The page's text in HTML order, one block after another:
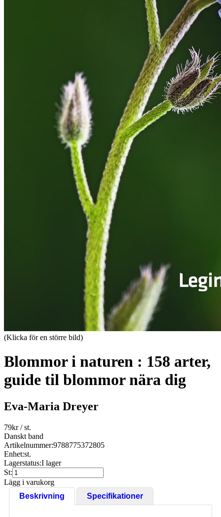
(Klicka för en större bild)
Blommor i naturen : 158 arter,
guide til blommor nära dig
Eva-Maria Dreyer
79kr/ st.
Danskt band
Artikelnummer:9788775372805
Enhet:st.
Lagerstatus:I lager
St:
Lägg i varukorg
Beskrivning
Specifikationer